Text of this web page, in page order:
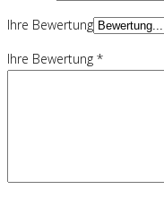
Ihre Bewertung
Ihre Bewertung *